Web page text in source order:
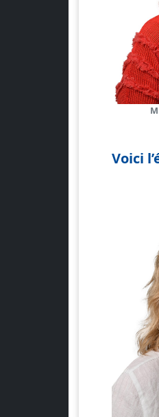
Voici